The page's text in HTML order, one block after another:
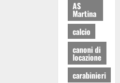
AS
Martina
calcio
canoni di
locazione
carabinieri